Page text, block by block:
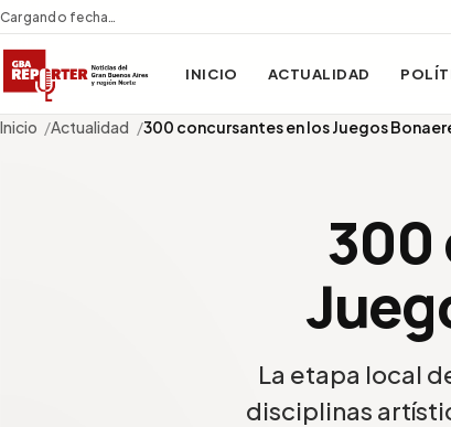
Cargando fecha…
INICIO ACTUALIDAD
Inicio Actualidad 300 concursantes en los Juegos
300
La etapa local
disciplinas